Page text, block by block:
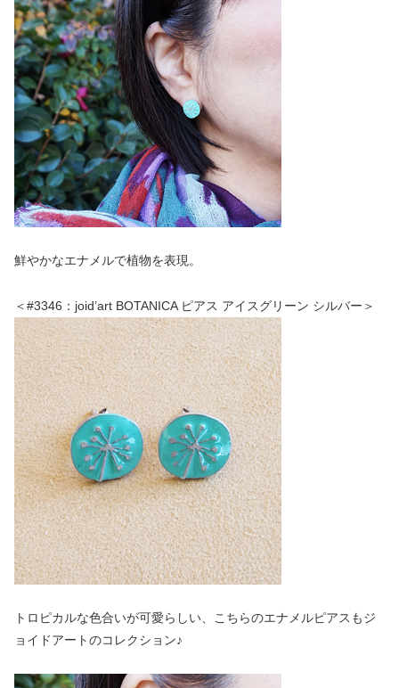
鮮やかなエナメルで植物を表現。
＜#3346：joid’art BOTANICA ピアス アイスグリーン シルバー＞
トロピカルな色合いが可愛らしい、こちらのエナメルピアスもジ
ョイドアートのコレクション♪